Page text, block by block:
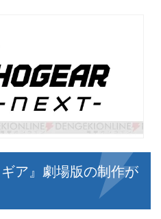
ギア』劇場版の制作が